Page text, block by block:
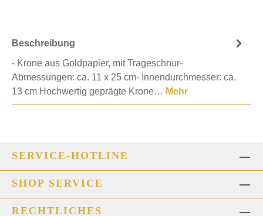
Beschreibung
- Krone aus Goldpapier, mit Trageschnur-
Abmessungen: ca. 11 x 25 cm- Innendurchmesser: ca.
13 cm Hochwertig geprägte Krone… Mehr
SERVICE-HOTLINE
SHOP SERVICE
RECHTLICHES